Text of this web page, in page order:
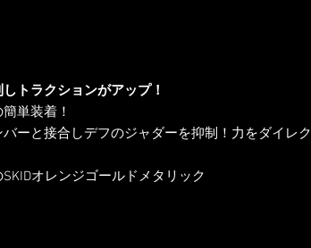
トラクションがアップ！
単装着！
バーと接合しデフのジャダーを抑制！力をダイレク
オレンジゴールドメタリック